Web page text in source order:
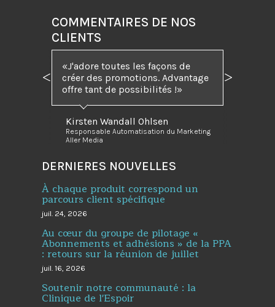
COMMENTAIRES DE NOS
CLIENTS
J'adore toutes les façons de
créer des promotions. Advantage
offre tant de possibilités !
Kirsten Wandall Ohlsen
Responsable Automatisation du Marketing
Aller Media
Précédent Suivant
DERNIERES NOUVELLES
À chaque produit correspond un
parcours client spécifique
juil. 24, 2026
Au cœur du groupe de pilotage «
Abonnements et adhésions » de la PPA
: retours sur la réunion de juillet
juil. 16, 2026
Soutenir notre communauté : la
Clinique de l'Espoir